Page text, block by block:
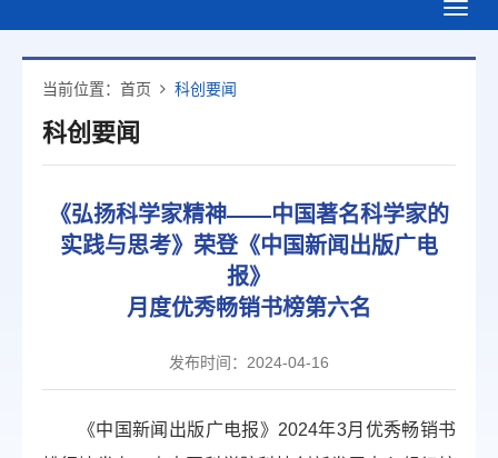
当前位置： 首页 科创要闻
科创要闻
《弘扬科学家精神——中国著名科学家的
实践与思考》荣登《中国新闻出版广电
报》
月度优秀畅销书榜第六名
发布时间：2024-04-16
《中国新闻出版广电报》2024年3月优秀畅销书